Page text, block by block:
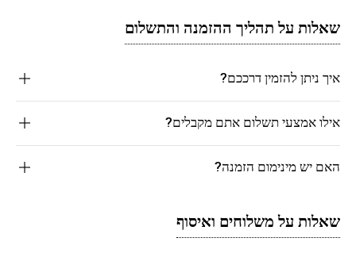
שאלות על תהליך ההזמנה והתשלום
איך ניתן להזמין דרככם?
אילו אמצעי תשלום אתם מקבלים?
האם יש מינימום הזמנה?
שאלות על משלוחים ואיסוף